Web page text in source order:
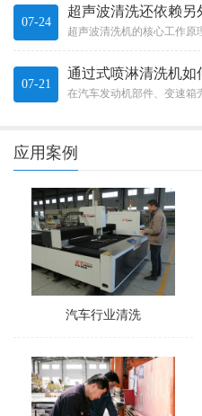
07-24
超声波清洗还依赖另
07-21
通过式喷淋清洗机如
应用案例
汽车行业清洗